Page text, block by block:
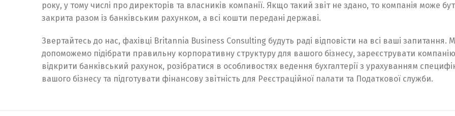
року, у тому числі про директорів та власників компанії. Якщо такий звіт не здано, то компанія може
закрита разом із банківським рахунком, а всі кошти передані державі.
Звертайтесь до нас, фахівці Britannia Business Consulting будуть раді відповісти на всі ваші запитання.
допоможемо підібрати правильну корпоративну структуру для вашого бізнесу, зареєструвати
відкрити банківський рахунок, розібратися в особливостях ведення бухгалтерії з урахуванням
вашого бізнесу та підготувати фінансову звітність для Реєстраційної палати та Податкової служби.